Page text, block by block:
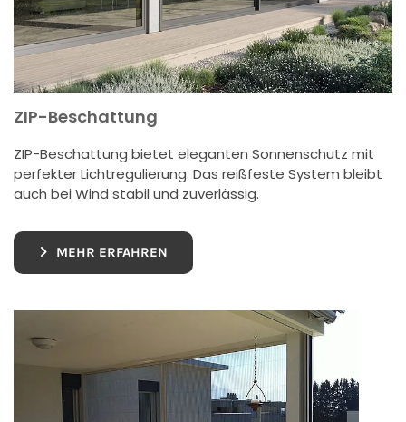
ZIP-Beschattung
ZIP-Beschattung bietet eleganten Sonnenschutz mit
perfekter Lichtregulierung. Das reißfeste System bleibt
auch bei Wind stabil und zuverlässig.
MEHR ERFAHREN